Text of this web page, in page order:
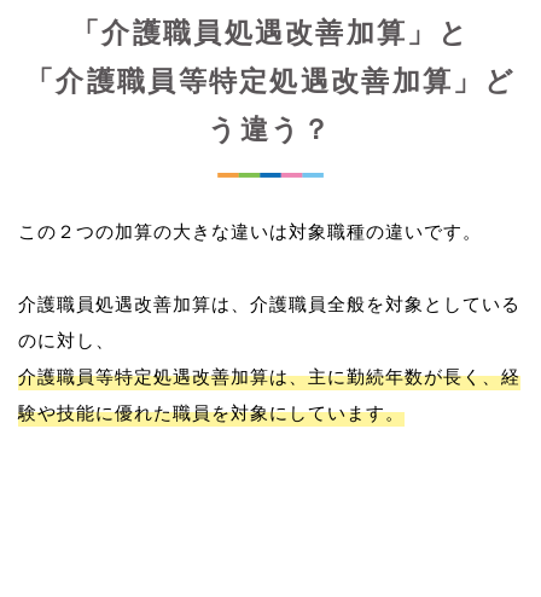
「介護職員処遇改善加算」と
「介護職員等特定処遇改善加算」ど
う違う？
この２つの加算の大きな違いは対象職種の違いです。
介護職員処遇改善加算は、介護職員全般を対象としている
介護職員等特定処遇改善加算は、主に勤続年数が長く、経
験や技能に優れた職員を対象にしています。